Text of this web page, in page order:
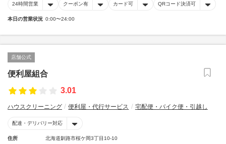
24時間営業 クーポン有 カード可 QRコード決済可
本日の営業状況 0:00〜24:00
店舗公式
便利屋組合
3.01
ハウスクリーニング 便利屋・代行サービス 宅配便・バイク便・引越し
配達・デリバリー対応
住所 北海道釧路市桜ケ岡3丁目10-10